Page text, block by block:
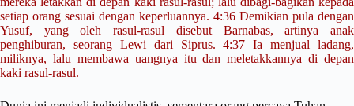
setiap orang sesuai dengan keperluannya. 4:36 Demikian pula dengan
Yusuf, yang oleh rasul-rasul disebut Barnabas, artinya anak
penghiburan, seorang Lewi dari Siprus.4:37 Ia menjual ladang,
miliknya, lalu membawa uangnya itu dan meletakkannya di depan
kaki rasul-rasul.